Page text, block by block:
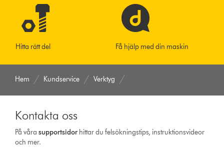
Hitta rätt del Få hjälp med din maskin
Hem Kundservice Verktyg
Kontakta oss
På vårasupport­sidor hittar du felsökningstips, instruktionsvideor
och mer.